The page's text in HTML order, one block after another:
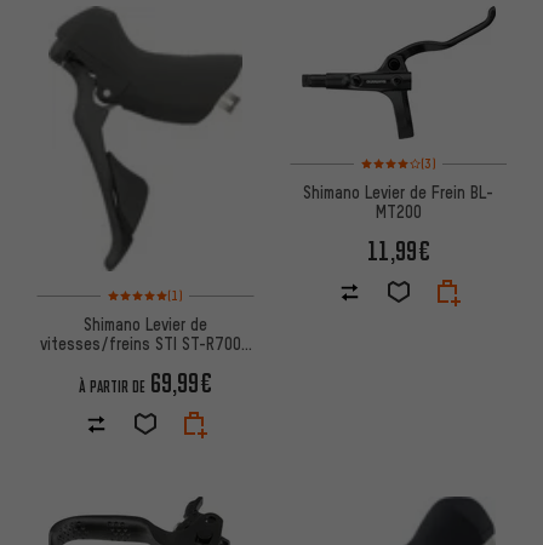
Note moyenne : 5 sur 5 d'après 1 avis
(1)
Shimano Levier de
vitesses/freins STI ST-R7000
À PARTIR DE 69,99€
Note moyenne : 4 sur 5
(3)
Shimano Levier de Frein BL-
MT200
11,99€